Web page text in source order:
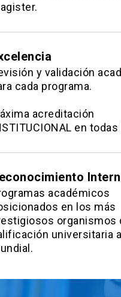
y validación
cada programa.
acreditación
en
académicos
en los más
organismos
universitaria a